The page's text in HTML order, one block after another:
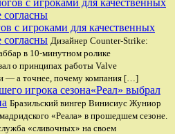
с игроками для качественных
Дизайнер Counter-Strike:
в 10-минутном ролике
о принципах работы Valve
— а точнее, почему компания […]
«Реал» выбрал
Бразильский вингер Винисиус Жуниор
«Реала» в прошедшем сезоне.
«сливочных» на своем